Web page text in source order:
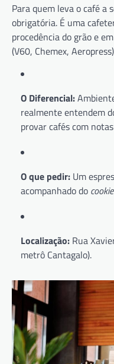
Para quem leva o café a
obrigatória. É uma
procedência do grão e
(V60, Chemex,
O Diferencial:
realmente entendem
provar cafés com
O que pedir: Um
acompanhado do cookie
Localização: Rua
metrô Cantagalo).